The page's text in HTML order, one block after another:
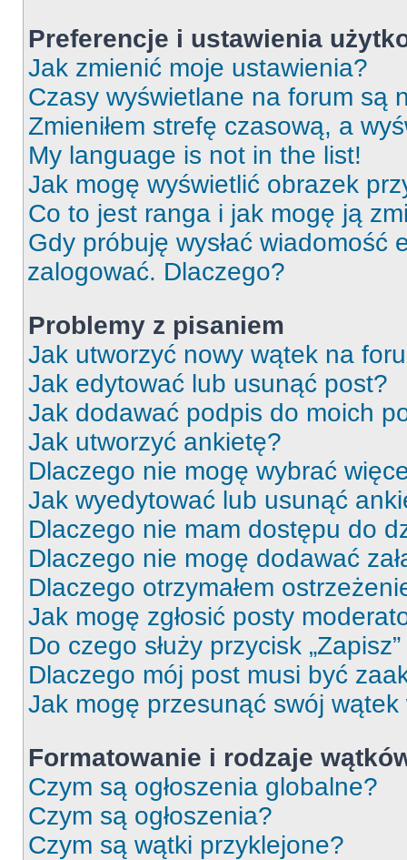
Preferencje i ustawienia
Jak zmienić moje ustawienia?
Czasy wyświetlane na forum są
Zmieniłem strefę czasową, a
My language is not in the list!
Jak mogę wyświetlić obrazek
Co to jest ranga i jak mogę ją
Gdy próbuję wysłać wiadomość
zalogować. Dlaczego?
Problemy z pisaniem
Jak utworzyć nowy wątek na
Jak edytować lub usunąć post?
Jak dodawać podpis do moich
Jak utworzyć ankietę?
Dlaczego nie mogę wybrać
Jak wyedytować lub usunąć
Dlaczego nie mam dostępu do
Dlaczego nie mogę dodawać
Dlaczego otrzymałem
Jak mogę zgłosić posty
Do czego służy przycisk
Dlaczego mój post musi być
Jak mogę przesunąć swój wątek
Formatowanie i rodzaje
Czym są ogłoszenia globalne?
Czym są ogłoszenia?
Czym są wątki przyklejone?